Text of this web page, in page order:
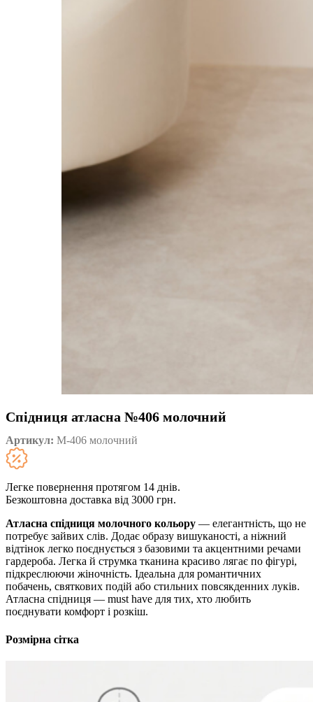
Спідниця атласна №406 молочний
Артикул: М-406 молочний
Легке повернення протягом 14 днів.
Безкоштовна доставка від 3000 грн.
Атласна спідниця молочного кольору — елегантність, що не
потребує зайвих слів. Додає образу вишуканості, а ніжний
відтінок легко поєднується з базовими та акцентними речами
гардероба. Легка й струмка тканина красиво лягає по фігурі,
підкреслюючи жіночність. Ідеальна для романтичних
побачень, святкових подій або стильних повсякденних луків.
Атласна спідниця — must have для тих, хто любить
поєднувати комфорт і розкіш.
Розмірна сітка